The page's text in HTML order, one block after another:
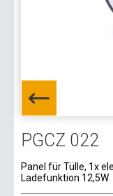
PGCZ 022
Panel für Tülle, 1x
Ladefunktion 12,5W